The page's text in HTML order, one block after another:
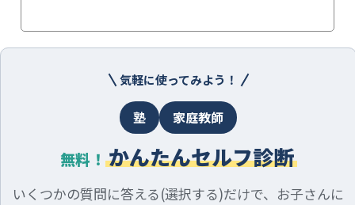
気軽に使ってみよう！
塾 家庭教師
無料！ かんたんセルフ診断
いくつかの質問に答える(選択する)だけで、お子さんに